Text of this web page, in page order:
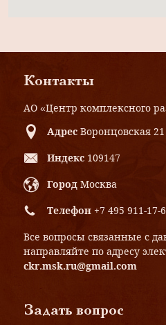
Контакты
АО «Центр комплексного
Адрес Воронцовская 21
Индекс 109147
Город Москва
Телефон +7 495 911-17-
Все вопросы связанные с
направляйте по адресу
ckr.msk.ru@gmail.com
Задать вопрос